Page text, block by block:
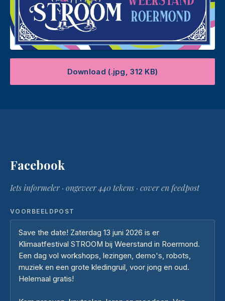
Download (.jpg, 312 KB)
Facebook
Iets informeler · ongeveer 440 tekens · cover en feedpost
VOORBEELDPOST